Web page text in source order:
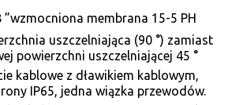
”wzmocniona membrana 15-5 PH
uszczelniająca (90 °) zamiast
powierzchni uszczelniającej 45 °
kablowe z dławikiem kablowym,
IP65, jedna wiązka przewodów.